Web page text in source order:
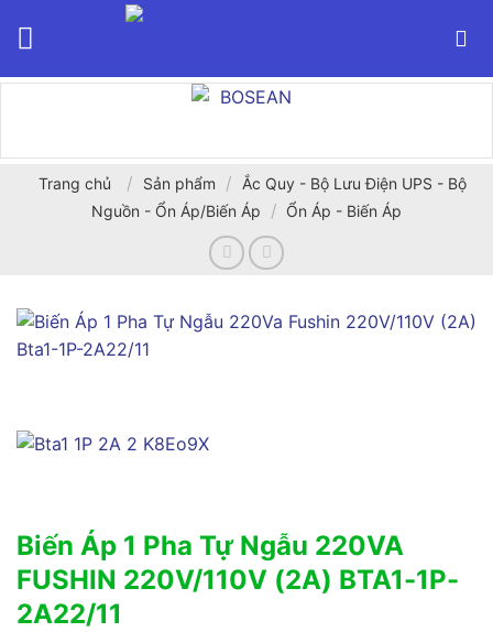
Trang chủ / Sản phẩm /
Ắc Quy - Bộ Lưu Điện UPS - Bộ
Nguồn - Ổn Áp/Biến Áp
/ Ổn Áp - Biến Áp
Biến Áp 1 Pha Tự Ngẫu 220VA
FUSHIN 220V/110V (2A) BTA1-1P-
2A22/11